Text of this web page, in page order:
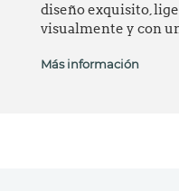
diseño exquisito,
visualmente y con
Más información